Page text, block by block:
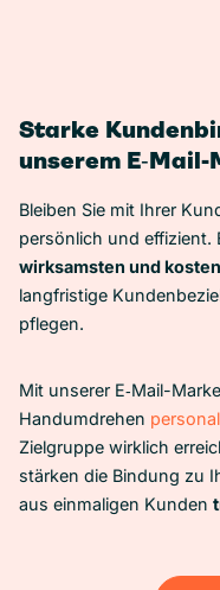
Starke
unserem
Bleiben Sie mit Ihrer
persönlich und effizient.
wirksamsten und
langfristige
pflegen.
Mit unserer E‑Mail-
Handumdrehen
Zielgruppe wirklich
stärken die Bindung zu
aus einmaligen Kunden